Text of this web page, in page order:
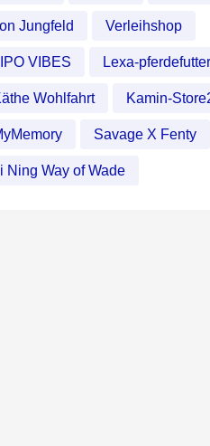
Jungfeld Verleihshop
VIBES Lexa-pferdefutter
Wohlfahrt Kamin-
Savage X Fenty
Ning Way of Wade